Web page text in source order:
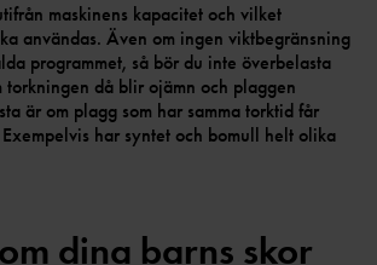
maskinens kapacitet och vilket
användas. Även om ingen viktbegränsning
programmet, så bör du inte överbelasta
torkningen då blir ojämn och plaggen
är om plagg som har samma torktid får
har syntet och bomull helt olika
dina barns skor